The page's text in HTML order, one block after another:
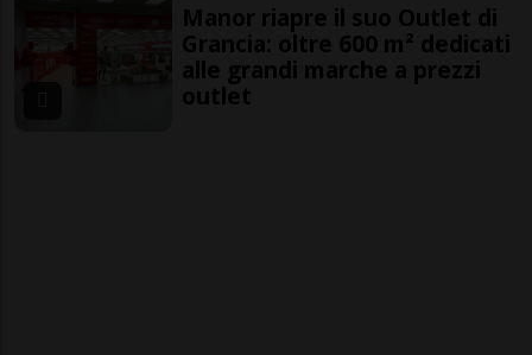
Manor riapre il suo Outlet di
Grancia: oltre 600 m² dedicati
alle grandi marche a prezzi
outlet